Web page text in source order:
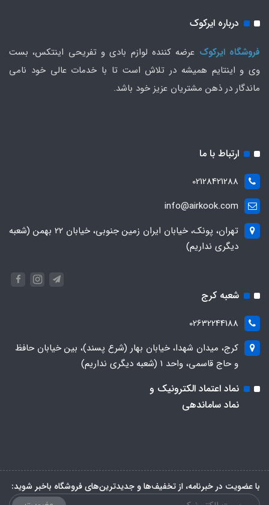
درباره ایرکوک
فروشگاه ایرکوک عرضه کننده لوازم بادی و تفریحی اینتکس، بست
وی و اینتایم همیشه در تلاش است تا با خدمات عالی خود نامی
ماندگار در ذهن مشتریان عزیز خود باشد.
ارتباط با ما
02128421288
info@airkook.com
تهران، پونک، خیابان ایران زمین جنوبی، خیابان 22 بهمن (شعبه
دیگری نداریم)
شعبه کرج
02632244188
کرج، میدان شهدا، خیابان بهار (شرع پسند)، بین خیابان حافظ
و حاج قاسمی، واحد ۱ (شعبه دیگری نداریم)
نماد اعتماد الکترونیک و
نماد ساماندهی
با عضویت در خبرنامه، از تخفیف‌ها و جدیدترین‌های فروشگاه باخبر شوید: